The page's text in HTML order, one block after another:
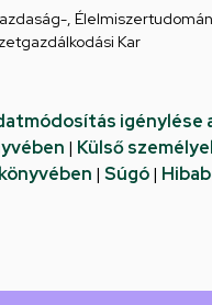
,
Kar
igénylése
| Külső
| Súgó|